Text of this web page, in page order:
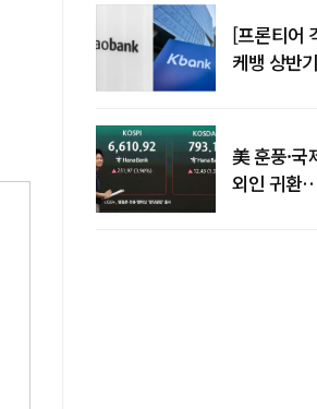
[프론티어
케뱅 상반
美 훈풍·국
외인 귀환